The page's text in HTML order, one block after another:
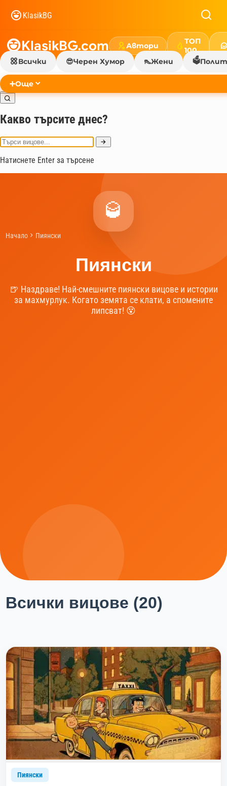
KlasikBG
KlasikBG.com Автори
ТОП
100
Всички
😎Черен Хумор 👠Жени 🗳️
➕Още
Какво търсите днес?
Натиснете Enter за търсене
🥃
Начало Пиянски
Пиянски
🍺 Наздраве! Най-смешните пиянски вицове и истории
за махмурлук. Когато земята се клати, а спомените
липсват! 😵
Всички вицове (20)
Пиянски